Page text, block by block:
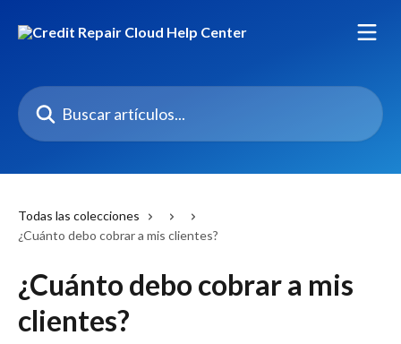
Buscar artículos...
Todas las colecciones
¿Cuánto debo cobrar a mis clientes?
¿Cuánto debo cobrar a mis
clientes?